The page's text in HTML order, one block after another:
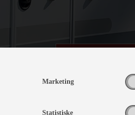
Den nye
Kom og bestil
Marketing
Statistiske